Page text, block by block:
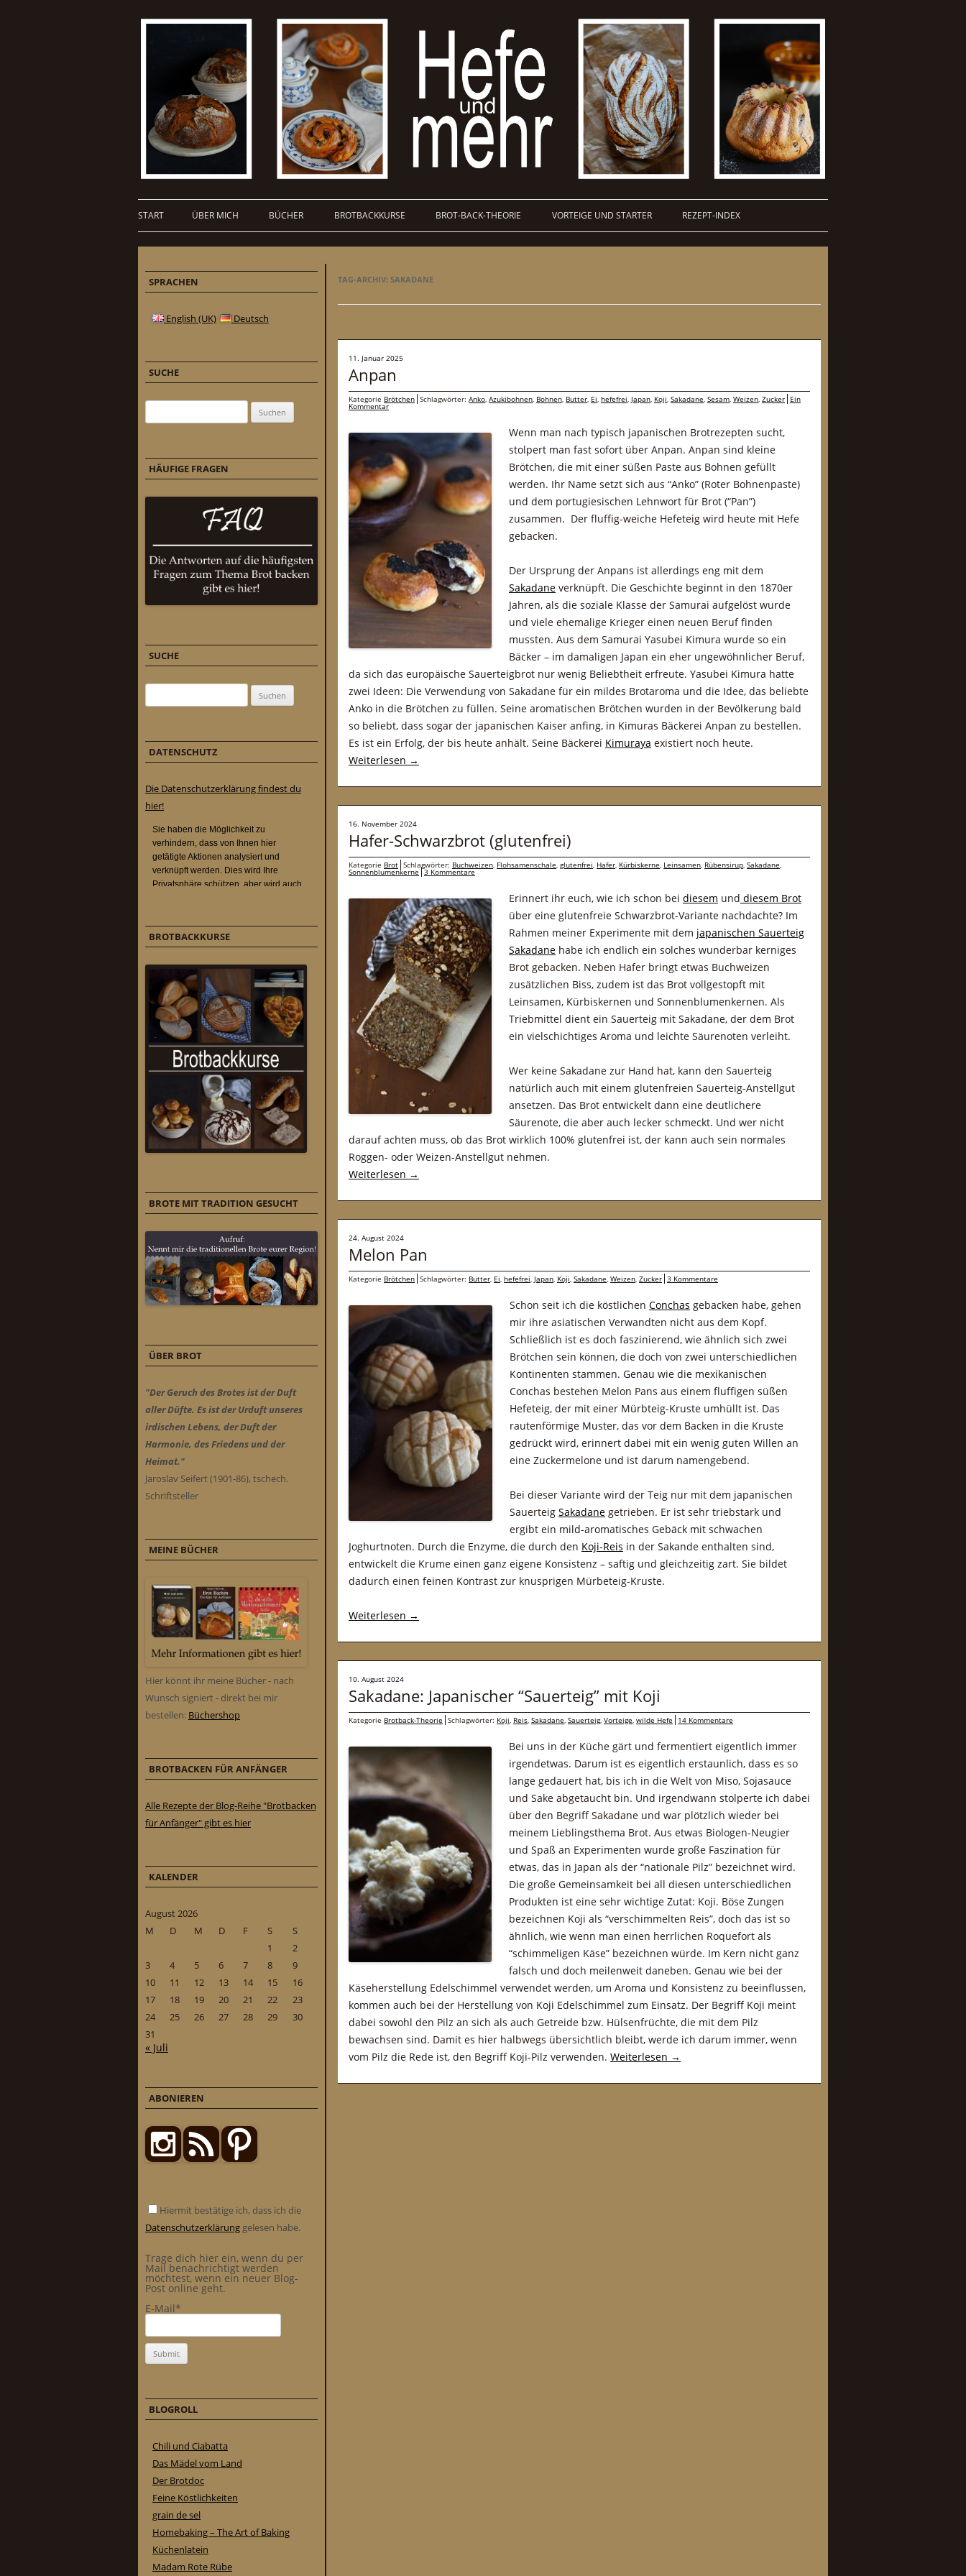
START ÜBER MICH BÜCHER BROTBACKKURSE BROT-BACK-THEORIE VORTEIGE UND STARTER REZEPT-INDEX
TAG-ARCHIV: SAKADANE
11. Januar 2025
Anpan
Kategorie Brötchen Schlagwörter: Anko, Azukibohnen, Bohnen, Butter, Ei, hefefrei, Japan, Koji, Sakadane, Sesam, Weizen, Zucker Ein
Kommentar
Wenn man nach typisch japanischen Brotrezepten sucht,
stolpert man fast sofort über Anpan. Anpan sind kleine
Brötchen, die mit einer süßen Paste aus Bohnen gefüllt
werden. Ihr Name setzt sich aus “Anko” (Roter Bohnenpaste)
und dem portugiesischen Lehnwort für Brot (“Pan”)
zusammen. Der fluffig-weiche Hefeteig wird heute mit Hefe
gebacken.
Der Ursprung der Anpans ist allerdings eng mit dem
Sakadane verknüpft. Die Geschichte beginnt in den 1870er
Jahren, als die soziale Klasse der Samurai aufgelöst wurde
und viele ehemalige Krieger einen neuen Beruf finden
mussten. Aus dem Samurai Yasubei Kimura wurde so ein
Bäcker – im damaligen Japan ein eher ungewöhnlicher Beruf,
da sich das europäische Sauerteigbrot nur wenig Beliebtheit erfreute. Yasubei Kimura hatte
zwei Ideen: Die Verwendung von Sakadane für ein mildes Brotaroma und die Idee, das beliebte
Anko in die Brötchen zu füllen. Seine aromatischen Brötchen wurden in der Bevölkerung bald
so beliebt, dass sogar der japanischen Kaiser anfing, in Kimuras Bäckerei Anpan zu bestellen.
Es ist ein Erfolg, der bis heute anhält. Seine Bäckerei Kimuraya existiert noch heute.
Weiterlesen →
16. November 2024
Hafer-Schwarzbrot (glutenfrei)
Kategorie Brot Schlagwörter: Buchweizen, Flohsamenschale, glutenfrei, Hafer, Kürbiskerne, Leinsamen, Rübensirup, Sakadane,
Sonnenblumenkerne 3 Kommentare
Erinnert ihr euch, wie ich schon bei diesem und diesem Brot
über eine glutenfreie Schwarzbrot-Variante nachdachte? Im
Rahmen meiner Experimente mit dem japanischen Sauerteig
Sakadane habe ich endlich ein solches wunderbar kerniges
Brot gebacken. Neben Hafer bringt etwas Buchweizen
zusätzlichen Biss, zudem ist das Brot vollgestopft mit
Leinsamen, Kürbiskernen und Sonnenblumenkernen. Als
Triebmittel dient ein Sauerteig mit Sakadane, der dem Brot
ein vielschichtiges Aroma und leichte Säurenoten verleiht.
Wer keine Sakadane zur Hand hat, kann den Sauerteig
natürlich auch mit einem glutenfreien Sauerteig-Anstellgut
ansetzen. Das Brot entwickelt dann eine deutlichere
Säurenote, die aber auch lecker schmeckt. Und wer nicht
darauf achten muss, ob das Brot wirklich 100% glutenfrei ist, der kann auch sein normales
Roggen- oder Weizen-Anstellgut nehmen.
Weiterlesen →
24. August 2024
Melon Pan
Kategorie Brötchen Schlagwörter: Butter, Ei, hefefrei, Japan, Koji, Sakadane, Weizen, Zucker 3 Kommentare
Schon seit ich die köstlichen Conchas gebacken habe, gehen
mir ihre asiatischen Verwandten nicht aus dem Kopf.
Schließlich ist es doch faszinierend, wie ähnlich sich zwei
Brötchen sein können, die doch von zwei unterschiedlichen
Kontinenten stammen. Genau wie die mexikanischen
Conchas bestehen Melon Pans aus einem fluffigen süßen
Hefeteig, der mit einer Mürbteig-Kruste umhüllt ist. Das
rautenförmige Muster, das vor dem Backen in die Kruste
gedrückt wird, erinnert dabei mit ein wenig guten Willen an
eine Zuckermelone und ist darum namengebend.
Bei dieser Variante wird der Teig nur mit dem japanischen
Sauerteig Sakadane getrieben. Er ist sehr triebstark und
ergibt ein mild-aromatisches Gebäck mit schwachen
Joghurtnoten. Durch die Enzyme, die durch den Koji-Reis in der Sakande enthalten sind,
entwickelt die Krume einen ganz eigene Konsistenz – saftig und gleichzeitig zart. Sie bildet
dadurch einen feinen Kontrast zur knusprigen Mürbeteig-Kruste.
Weiterlesen →
10. August 2024
Sakadane: Japanischer “Sauerteig” mit Koji
Kategorie Brotback-Theorie Schlagwörter: Koji, Reis, Sakadane, Sauerteig, Vorteige, wilde Hefe 14 Kommentare
Bei uns in der Küche gärt und fermentiert eigentlich immer
irgendetwas. Darum ist es eigentlich erstaunlich, dass es so
lange gedauert hat, bis ich in die Welt von Miso, Sojasauce
und Sake abgetaucht bin. Und irgendwann stolperte ich dabei
über den Begriff Sakadane und war plötzlich wieder bei
meinem Lieblingsthema Brot. Aus etwas Biologen-Neugier
und Spaß an Experimenten wurde große Faszination für
etwas, das in Japan als der “nationale Pilz” bezeichnet wird.
Die große Gemeinsamkeit bei all diesen unterschiedlichen
Produkten ist eine sehr wichtige Zutat: Koji. Böse Zungen
bezeichnen Koji als “verschimmelten Reis”, doch das ist so
ähnlich, wie wenn man einen herrlichen Roquefort als
“schimmeligen Käse” bezeichnen würde. Im Kern nicht ganz
falsch und doch meilenweit daneben. Genau wie bei der
Käseherstellung Edelschimmel verwendet werden, um Aroma und Konsistenz zu beeinflussen,
kommen auch bei der Herstellung von Koji Edelschimmel zum Einsatz. Der Begriff Koji meint
dabei sowohl den Pilz an sich als auch Getreide bzw. Hülsenfrüchte, die mit dem Pilz
bewachsen sind. Damit es hier halbwegs übersichtlich bleibt, werde ich darum immer, wenn
vom Pilz die Rede ist, den Begriff Koji-Pilz verwenden. Weiterlesen →
SPRACHEN
English (UK) Deutsch
SUCHE
HÄUFIGE FRAGEN
SUCHE
DATENSCHUTZ
Die Datenschutzerklärung findest du
hier!
BROTBACKKURSE
BROTE MIT TRADITION GESUCHT
ÜBER BROT
"Der Geruch des Brotes ist der Duft
aller Düfte. Es ist der Urduft unseres
irdischen Lebens, der Duft der
Harmonie, des Friedens und der
Heimat."
Jaroslav Seifert (1901-86), tschech.
Schriftsteller
MEINE BÜCHER
Hier könnt ihr meine Bücher - nach
Wunsch signiert - direkt bei mir
bestellen: Büchershop
BROTBACKEN FÜR ANFÄNGER
Alle Rezepte der Blog-Reihe "Brotbacken
für Anfänger" gibt es hier
KALENDER
August 2026
M
D M D F S
S
1
2
3
4 5 6 7 8
9
10
11 12 13 14 15
16
17
18 19 20 21 22
23
24
25 26 27 28 29
30
31
« Juli
ABONIEREN
Hiermit bestätige ich, dass ich die
Datenschutzerklärung gelesen habe.
Trage dich hier ein, wenn du per
Mail benachrichtigt werden
möchtest, wenn ein neuer Blog-
Post online geht.
E-Mail*
BLOGROLL
Chili und Ciabatta
Das Mädel vom Land
Der Brotdoc
Feine Köstlichkeiten
grain de sel
Homebaking – The Art of Baking
Küchenlatein
Madam Rote Rübe